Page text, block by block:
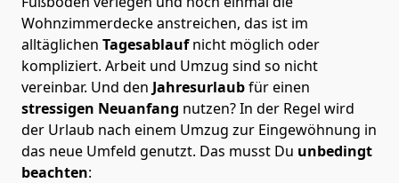
Wohnzimmerdecke anstreichen, das ist im
alltäglichen Tagesablaufnicht möglich oder
kompliziert. Arbeit und Umzug sind so nicht
vereinbar. Und den Jahresurlaubfür einen
stressigen Neuanfang nutzen? In der Regel wird
der Urlaub nach einem Umzug zur Eingewöhnung in
das neue Umfeld genutzt. Das musst Du unbedingt
beachten: